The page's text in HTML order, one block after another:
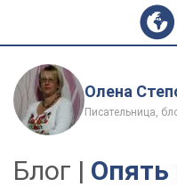
Олена
Писательница,
Блог | Опять